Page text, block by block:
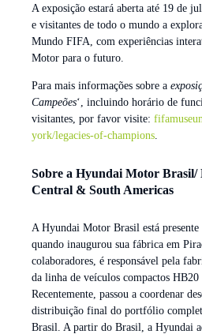
A exposição estará aberta até 19 de
e visitantes de todo o mundo a
Mundo FIFA, com experiências
Motor para o futuro.
Para mais informações sobre a
Campeões‘, incluindo horário de
visitantes, por favor visite:
york/legacies-of-champions.
Sobre a Hyundai Motor
Central & South Americas
A Hyundai Motor Brasil está presente
quando inaugurou sua fábrica em
colaboradores, é responsável pela
da linha de veículos compactos
Recentemente, passou a coordenar
distribuição final do portfólio
Brasil. A partir do Brasil, a Hyundai